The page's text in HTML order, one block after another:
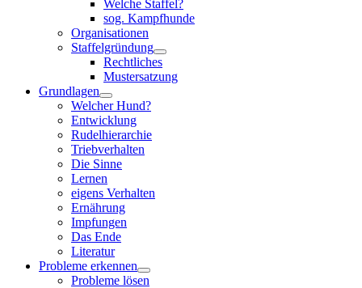
Welche Staffel?
sog. Kampfhunde
Organisationen
Staffelgründung
Rechtliches
Mustersatzung
Grundlagen
Welcher Hund?
Entwicklung
Rudelhierarchie
Triebverhalten
Die Sinne
Lernen
eigens Verhalten
Ernährung
Impfungen
Das Ende
Literatur
Probleme erkennen
Probleme lösen